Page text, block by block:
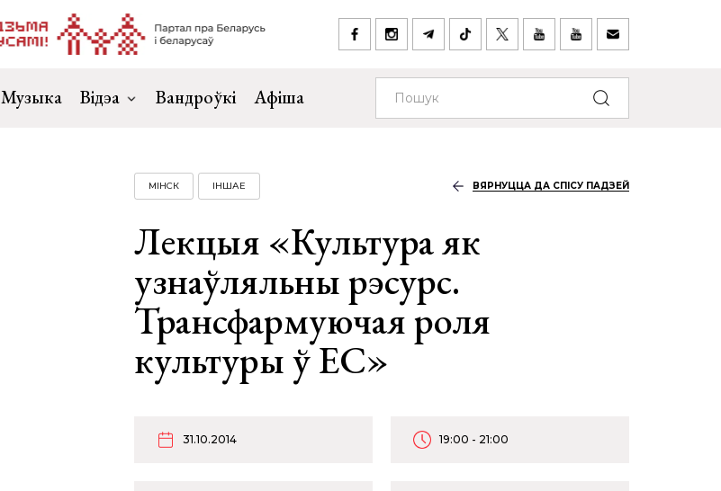
Музыка Відэа Вандроўкі Афіша
МІНСК ІНШАЕ ВЯРНУЦЦА ДА СПІСУ ПАДЗЕЙ
Лекцыя «Культура як
узнаўляльны рэсурс.
Трансфармуючая роля
культуры ў ЕС»
31.10.2014 19:00 - 21:00